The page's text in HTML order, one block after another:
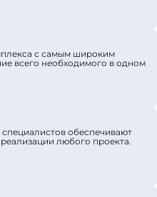
с самым широким
всего необходимого в одном
обеспечивают
любого проекта.